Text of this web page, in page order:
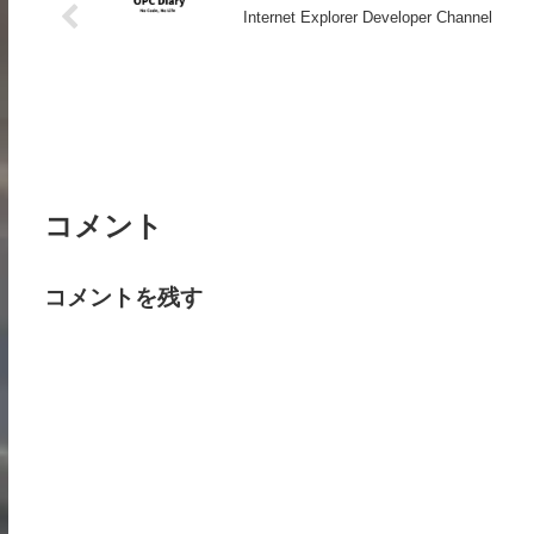
Internet Explorer Developer Channel
コメント
コメントを残す